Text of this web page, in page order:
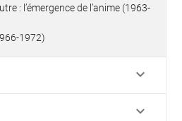
: l’émergence de l’anime (1963-
1972)
keyboard_arrow_down
keyboard_arrow_down